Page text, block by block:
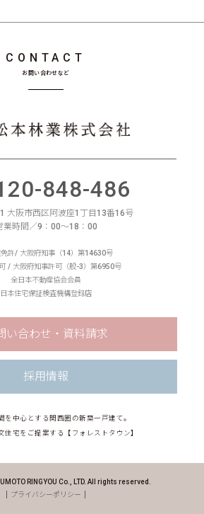
CONTACT
お問い合わせなど
848-486
大阪市西区阿波座1丁目13番16号
業時間／9：00〜18：00
免許/ 大阪府知事（14）第14630号
/ 大阪府知事許可（般-3）第6950号
全日本不動産協会会員
日本住宅保証検査機構登録店
い合わせ・資料請求
採用情報
を中心とする関西圏の新築一戸建て。
住宅をご提案する【フォレストタウン】
RINGYOU Co., LTD. All rights reserved.
プライバシーポリシー